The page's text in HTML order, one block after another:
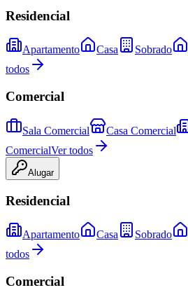
Residencial
Apartamento Casa Sobrado
todos
Comercial
Sala Comercial Casa Comercial
ComercialVer todos
Alugar
Residencial
Apartamento Casa Sobrado
todos
Comercial